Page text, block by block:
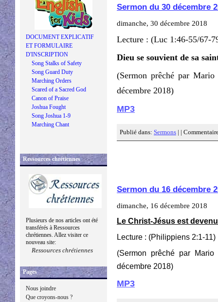
DOCUMENT EXPLICATIF
ET FORMULAIRE
D'INSCRIPTION
Song Stalks of Safety
Song Guard Duty
Marching Orders
Scared of a Sacred God
Canon of Praise
Joshua Fought
Song Joshua 1-9
Marching Chant
Ressources chrétiennes
Plusieurs de nos articles ont été
transférés à Ressources
chrétiennes. Allez visiter ce
nouveau site:
Ressources chrétiennes
Pages
Nous joindre
Que croyons-nous ?
Sermon du 30 décembre
dimanche, 30 décembre 2018
Lecture : (Luc 1:46-55/67-
Dieu se souvient de sa
(Sermon prêché par
décembre 2018)
MP3
Publié dans: Sermons | |
Sermon du 16 décembre
dimanche, 16 décembre 2018
Le Christ-Jésus est
Lecture : (Philippiens 2:1-11)
(Sermon prêché par
décembre 2018)
MP3